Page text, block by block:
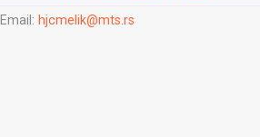
Email: hjcmelik@mts.rs